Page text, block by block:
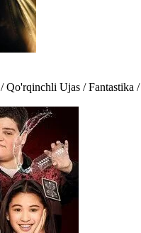
Ujas / Fantastika /